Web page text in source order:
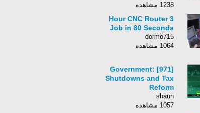
1238 مشاهده
3 Hour CNC Router
Job in 80 Seconds
dormo715
1064 مشاهده
[971] Government:
Shutdowns and Tax
Reform
shaun
1057 مشاهده